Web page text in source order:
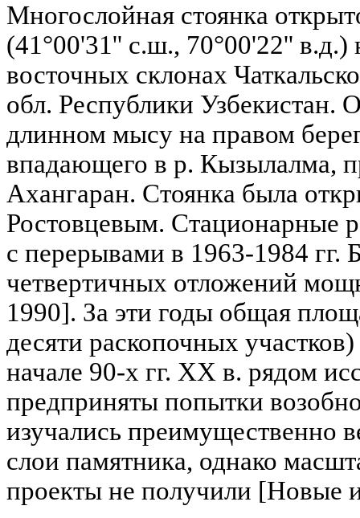
Многослойная стоянка
(41°00'31'' c.ш., 70°00'22'' в.д.)
восточных склонах
обл. Республики Узбекистан.
длинном мысу на правом
впадающего в р. Кызылалма,
Ахангаран. Стоянка была
Ростовцевым. Стационарные
с перерывами в 1963-1984 гг.
четвертичных отложений
1990]. За эти годы общая
десяти раскопочных
начале 90-х гг. XX в. рядом
предприняты попытки
изучались преимущественно
слои памятника, однако
проекты не получили [Новые